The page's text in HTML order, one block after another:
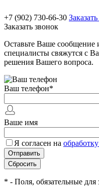
+7 (902) 730-66-30
Заказать звонок
Оставьте Ваше
специалисты свяжутся с
решения Вашего вопроса.
Ваш телефон*
Ваше имя
Я согласен на
* - Поля, обязательные для